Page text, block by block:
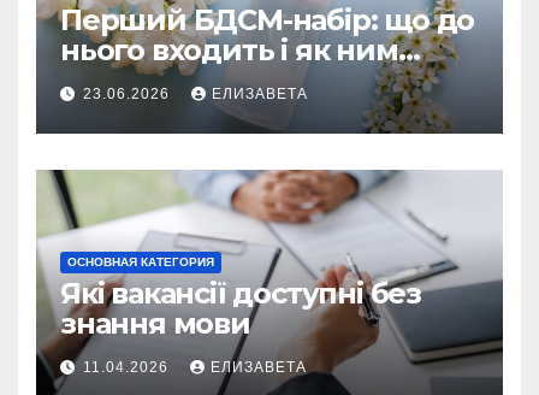
Перший БДСМ-набір: що до
нього входить і як ним
користуватися
23.06.2026 ЕЛИЗАВЕТА
ОСНОВНАЯ КАТЕГОРИЯ
Які вакансії доступні без
знання мови
11.04.2026 ЕЛИЗАВЕТА